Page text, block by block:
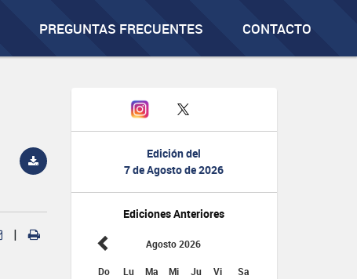
PREGUNTAS FRECUENTES CONTACTO
Edición del
7 de Agosto de 2026
Ediciones Anteriores
Agosto 2026
Do Lu Ma Mi Ju Vi Sa
|